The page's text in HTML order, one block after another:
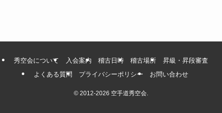
秀空会について 入会案内 稽古日時 稽古場所
昇級・昇段審査
よくある質問
プライバシーポリシー お問い合わせ
© 2012-2026 空手道秀空会.